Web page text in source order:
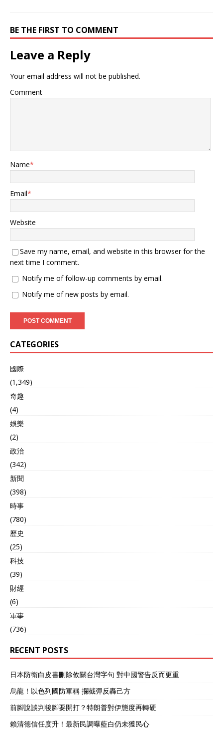
BE THE FIRST TO COMMENT
Leave a Reply
Your email address will not be published.
Comment
Name*
Email*
Website
Save my name, email, and website in this browser for the
next time I comment.
Notify me of follow-up comments by email.
Notify me of new posts by email.
CATEGORIES
國際
(1,349)
奇趣
(4)
娛樂
(2)
政治
(342)
新聞
(398)
時事
(780)
歷史
(25)
科技
(39)
財經
(6)
軍事
(736)
RECENT POSTS
日本防衛白皮書刪除攸關台灣字句 對中國警告反而更重
烏龍！以色列國防軍稱 攔截彈反轟己方
前腳說談判後腳要開打？特朗普對伊態度再轉硬
賴清德信任度升！最新民調曝藍白仍未獲民心